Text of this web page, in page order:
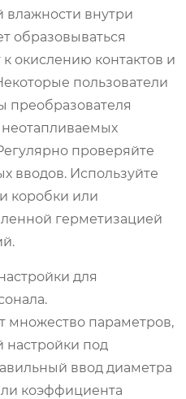
влажности внутри
образовываться
окислению контактов и
пользователи
преобразователя
неотапливаемых
проверяйте
вводов. Используйте
коробки или
герметизацией
для
параметров,
настройки под
ввод диаметра
коэффициента